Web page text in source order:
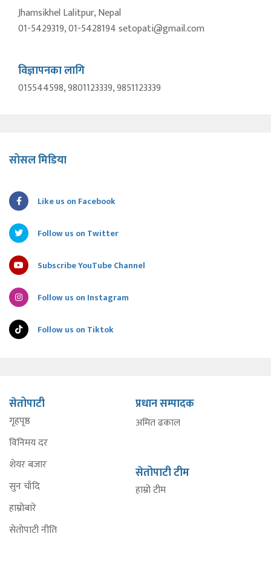
Jhamsikhel Lalitpur, Nepal
01-5429319, 01-5428194 setopati@gmail.com
विज्ञापनका लागि
015544598, 9801123339, 9851123339
सोसल मिडिया
Like us on Facebook
Follow us on Twitter
Subscribe YouTube Channel
Follow us on Instagram
Follow us on Tiktok
सेतोपाटी
गृहपृष्ठ
विनिमय दर
शेयर बजार
सुन चाँदि
हाम्रोबारे
सेतोपाटी नीति
प्रधान सम्पादक
अमित ढकाल
सेतोपाटी टीम
हाम्रो टीम